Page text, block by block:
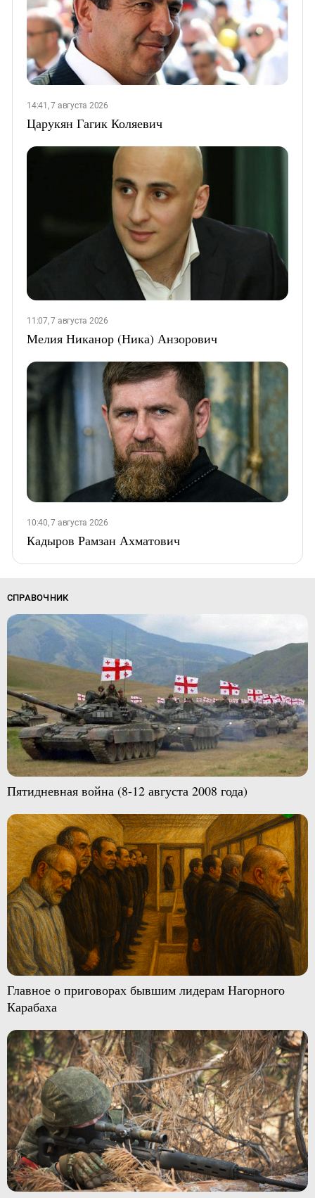
14:41, 7 августа 2026
Царукян Гагик Коляевич
11:07, 7 августа 2026
Мелия Никанор (Ника) Анзорович
10:40, 7 августа 2026
Кадыров Рамзан Ахматович
СПРАВОЧНИК
Пятидневная война (8-12 августа 2008 года)
Главное о приговорах бывшим лидерам Нагорного
Карабаха